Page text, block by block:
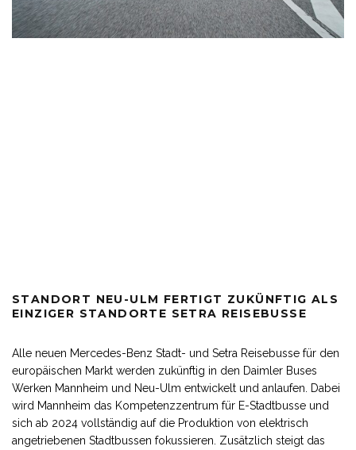
STANDORT NEU-ULM FERTIGT ZUKÜNFTIG ALS
EINZIGER STANDORTE SETRA REISEBUSSE
Alle neuen Mercedes-Benz Stadt- und Setra Reisebusse für den
europäischen Markt werden zukünftig in den Daimler Buses
Werken Mannheim und Neu-Ulm entwickelt und anlaufen. Dabei
wird Mannheim das Kompetenzzentrum für E-Stadtbusse und
sich ab 2024 vollständig auf die Produktion von elektrisch
angetriebenen Stadtbussen fokussieren. Zusätzlich steigt das